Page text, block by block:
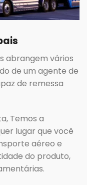
abrangem vários
de um agente de
de remessa
Temos a
lugar que você
aéreo e
do produto,